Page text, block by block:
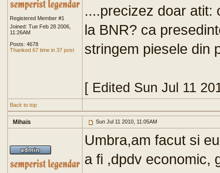
Registered Member #1
Joined: Tue Feb 28 2006,
11:26AM
Posts: 4678
Thanked 67 time in 37 post
....precizez doar atit:
la BNR? ca
stringem piesele din
[ Edited Sun Jul 11
Back to top
Mihais Sun Jul 11 2010, 11:05AM
Umbra,am facut si
a fi ,dpdv economic,